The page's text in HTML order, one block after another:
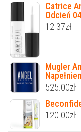
Catrice
Odcień
12.37zł
Mugler
525.00zł
120.00zł